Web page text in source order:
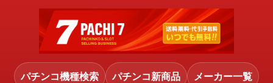
パチンコ機種検索 パチンコ新商品 メーカー一覧